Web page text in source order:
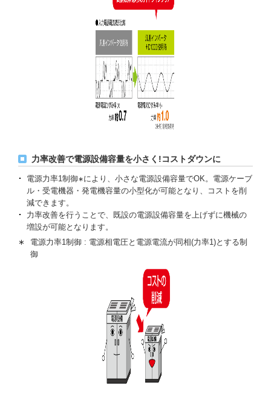
力率改善で電源設備容量を小さく!コストダウンに
電源力率1制御∗により、小さな電源設備容量でOK。電源ケーブ
ル・受電機器・発電機容量の小型化が可能となり、コストを削
減できます。
力率改善を行うことで、既設の電源設備容量を上げずに機械の
増設が可能となります。
∗
電源力率1制御 : 電源相電圧と電源電流が同相(力率1)とする制
御